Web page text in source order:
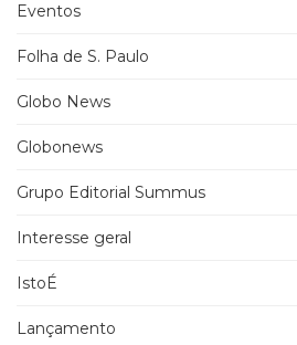
Eventos
Folha de S. Paulo
Globo News
Globonews
Grupo Editorial Summus
Interesse geral
IstoÉ
Lançamento